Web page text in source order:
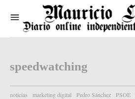
speedwatching
noticias marketing digital Pedro Sánchez PSOE